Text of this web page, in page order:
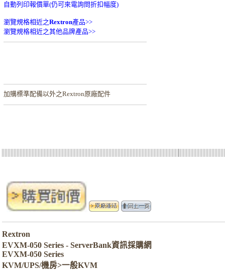
自動列印報價單(仍可來電詢問折扣幅度)
瀏覽規格相近之Rextron產品>>
瀏覽規格相近之其他品牌產品>>
加購標準配備以外之Rextron原廠配件
Rextron
EVXM-050 Series - ServerBank資訊採購網
EVXM-050 Series
KVM/UPS/機房>一般KVM